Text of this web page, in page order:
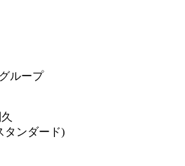
ループ
タンダード)